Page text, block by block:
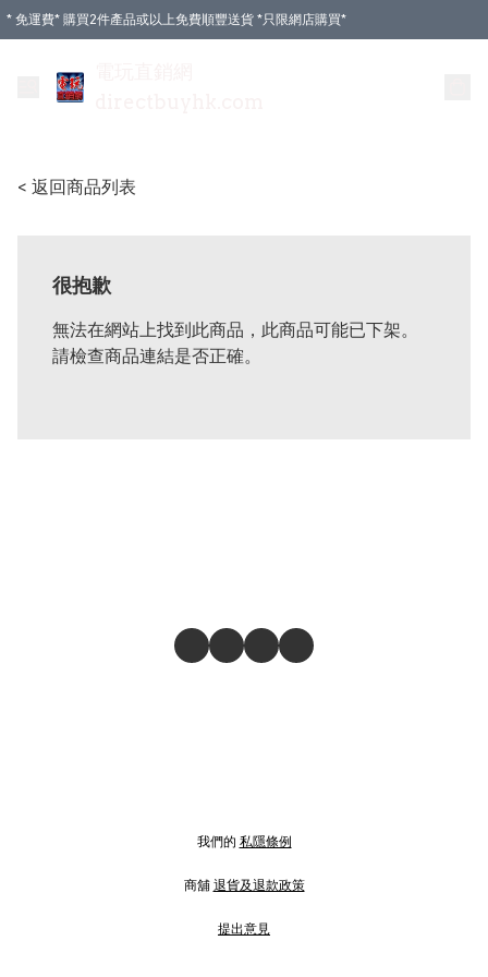
* 免運費* 購買2件產品或以上免費順豐送貨 *只限網店購買*
< 返回商品列表
很抱歉
無法在網站上找到此商品，此商品可能已下架。
請檢查商品連結是否正確。
我們的 私隱條例
商舖 退貨及退款政策
提出意見